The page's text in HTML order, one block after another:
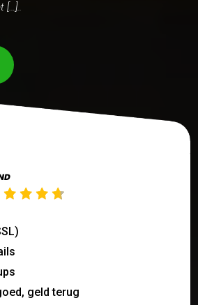
[…]..
geld terug